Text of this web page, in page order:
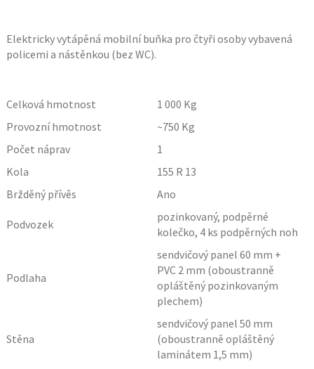
Elektricky vytápěná mobilní buňka pro čtyři osoby vybavená
policemi a nástěnkou (bez WC).
Celková hmotnost 1 000 Kg
Provozní hmotnost
~750 Kg
Počet náprav
1
Kola
155 R 13
Bržděný přívěs
Ano
Podvozek
pozinkovaný, podpěrné
kolečko, 4 ks podpěrných noh
Podlaha
sendvičový panel 60 mm +
PVC 2 mm (oboustranně
opláštěný pozinkovaným
plechem)
Stěna
sendvičový panel 50 mm
(oboustranně opláštěný
laminátem 1,5 mm)